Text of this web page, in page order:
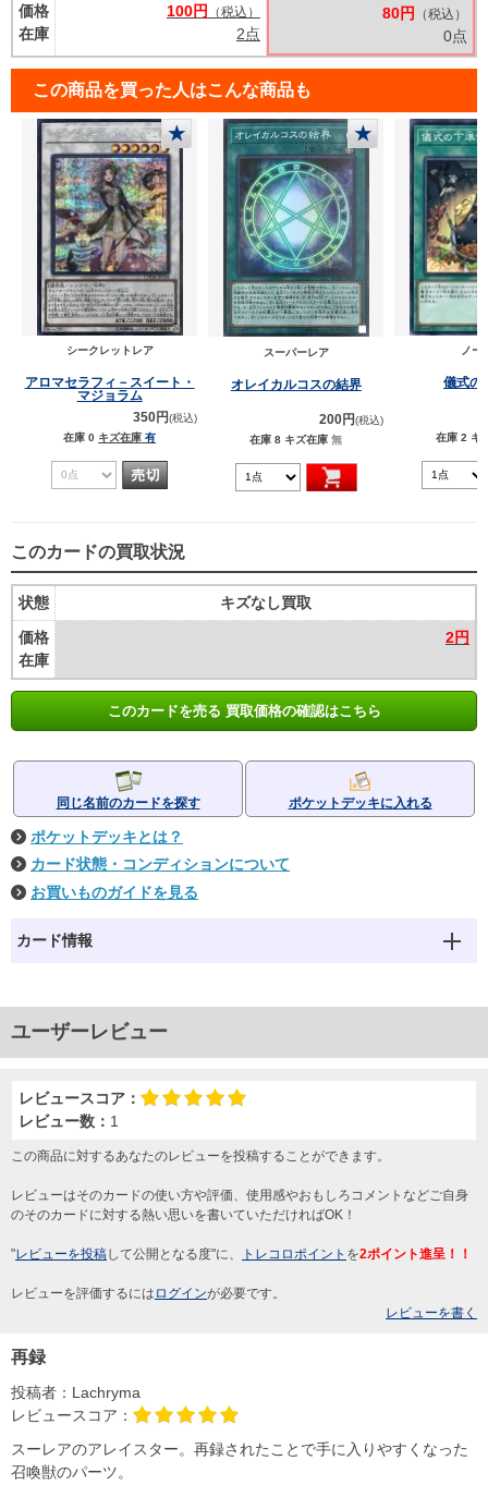
価格
在庫
100円
（税込）
2点
80円 （税込）
0点
この商品を買った人はこんな商品も
★
シークレットレア
アロマセラフィ－スイート・
マジョラム
350円(税込)
在庫 0 キズ在庫 有
★
スーパーレア
オレイカルコスの結界
200円(税込)
在庫 8 キズ在庫 無
ノー
儀式の
在庫 2 キ
このカードの買取状況
状態
価格
在庫
キズなし買取
2円
このカードを売る 買取価格の確認はこちら
同じ名前のカードを探す ポケットデッキに入れる
ポケットデッキとは？
カード状態・コンディションについて
お買いものガイドを見る
カード情報
ユーザーレビュー
レビュースコア：
レビュー数： 1
この商品に対するあなたのレビューを投稿することができます。
レビューはそのカードの使い方や評価、使用感やおもしろコメントなどご自身
のそのカードに対する熱い思いを書いていただければOK！
"レビューを投稿して公開となる度"に、 トレコロポイント を2ポイント進呈！！
レビューを評価するには ログインが必要です。
レビューを書く
再録
投稿者： Lachryma
レビュースコア：
スーレアのアレイスター。再録されたことで手に入りやすくなった
召喚獣のパーツ。